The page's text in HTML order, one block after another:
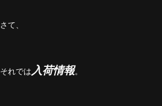
さて、
それでは 入荷情報。